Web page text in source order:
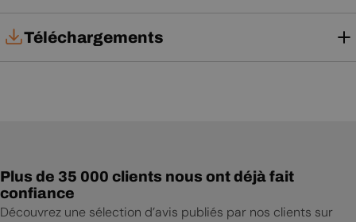
Téléchargements
Plus de 35 000 clients nous ont déjà fait
confiance
Découvrez une sélection d’avis publiés par nos clients sur